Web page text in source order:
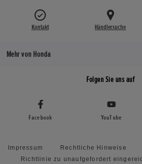
Kontakt Händlersuche
Mehr von Honda
Folgen Sie uns auf
Facebook YouTube
Impressum Rechtliche Hinweise
Richtlinie zu unaufgefordert